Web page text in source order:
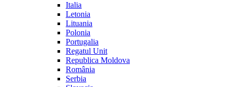
Italia
Letonia
Lituania
Polonia
Portugalia
Regatul Unit
Republica Moldova
România
Serbia